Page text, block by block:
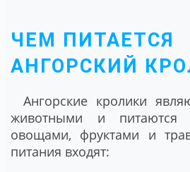
ЧЕМ ПИТАЕТСЯ
АНГОРСКИЙ
Ангорские кролики
животными и питаются
овощами, фруктами и
питания входят: